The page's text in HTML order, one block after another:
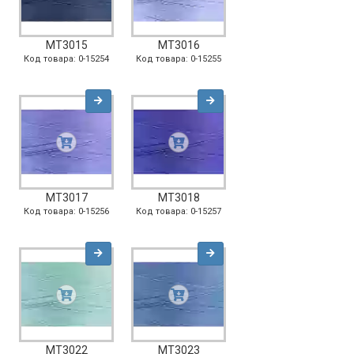
MT3015
Код товара: 0-15254
MT3016
Код товара: 0-15255
MT3017
Код товара: 0-15256
MT3018
Код товара: 0-15257
MT3022 MT3023